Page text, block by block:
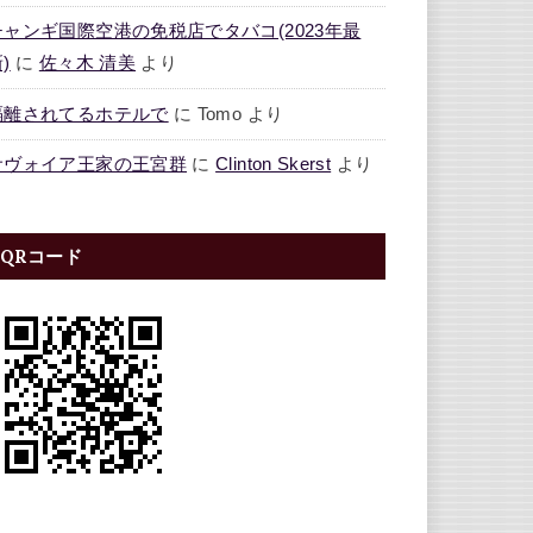
ャンギ国際空港の免税店でタバコ(2023年最
に 佐々木 清美 より
離されてるホテルで に Tomo より
ヴォイア王家の王宮群 にClinton Skerst より
QRコード